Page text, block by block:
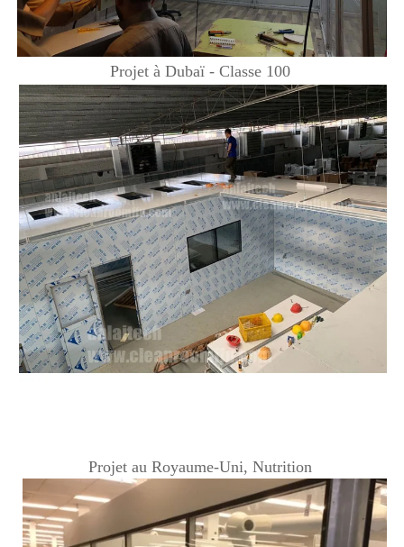
Projet à Dubaï - Classe 100
Projet au Royaume-Uni, Nutrition